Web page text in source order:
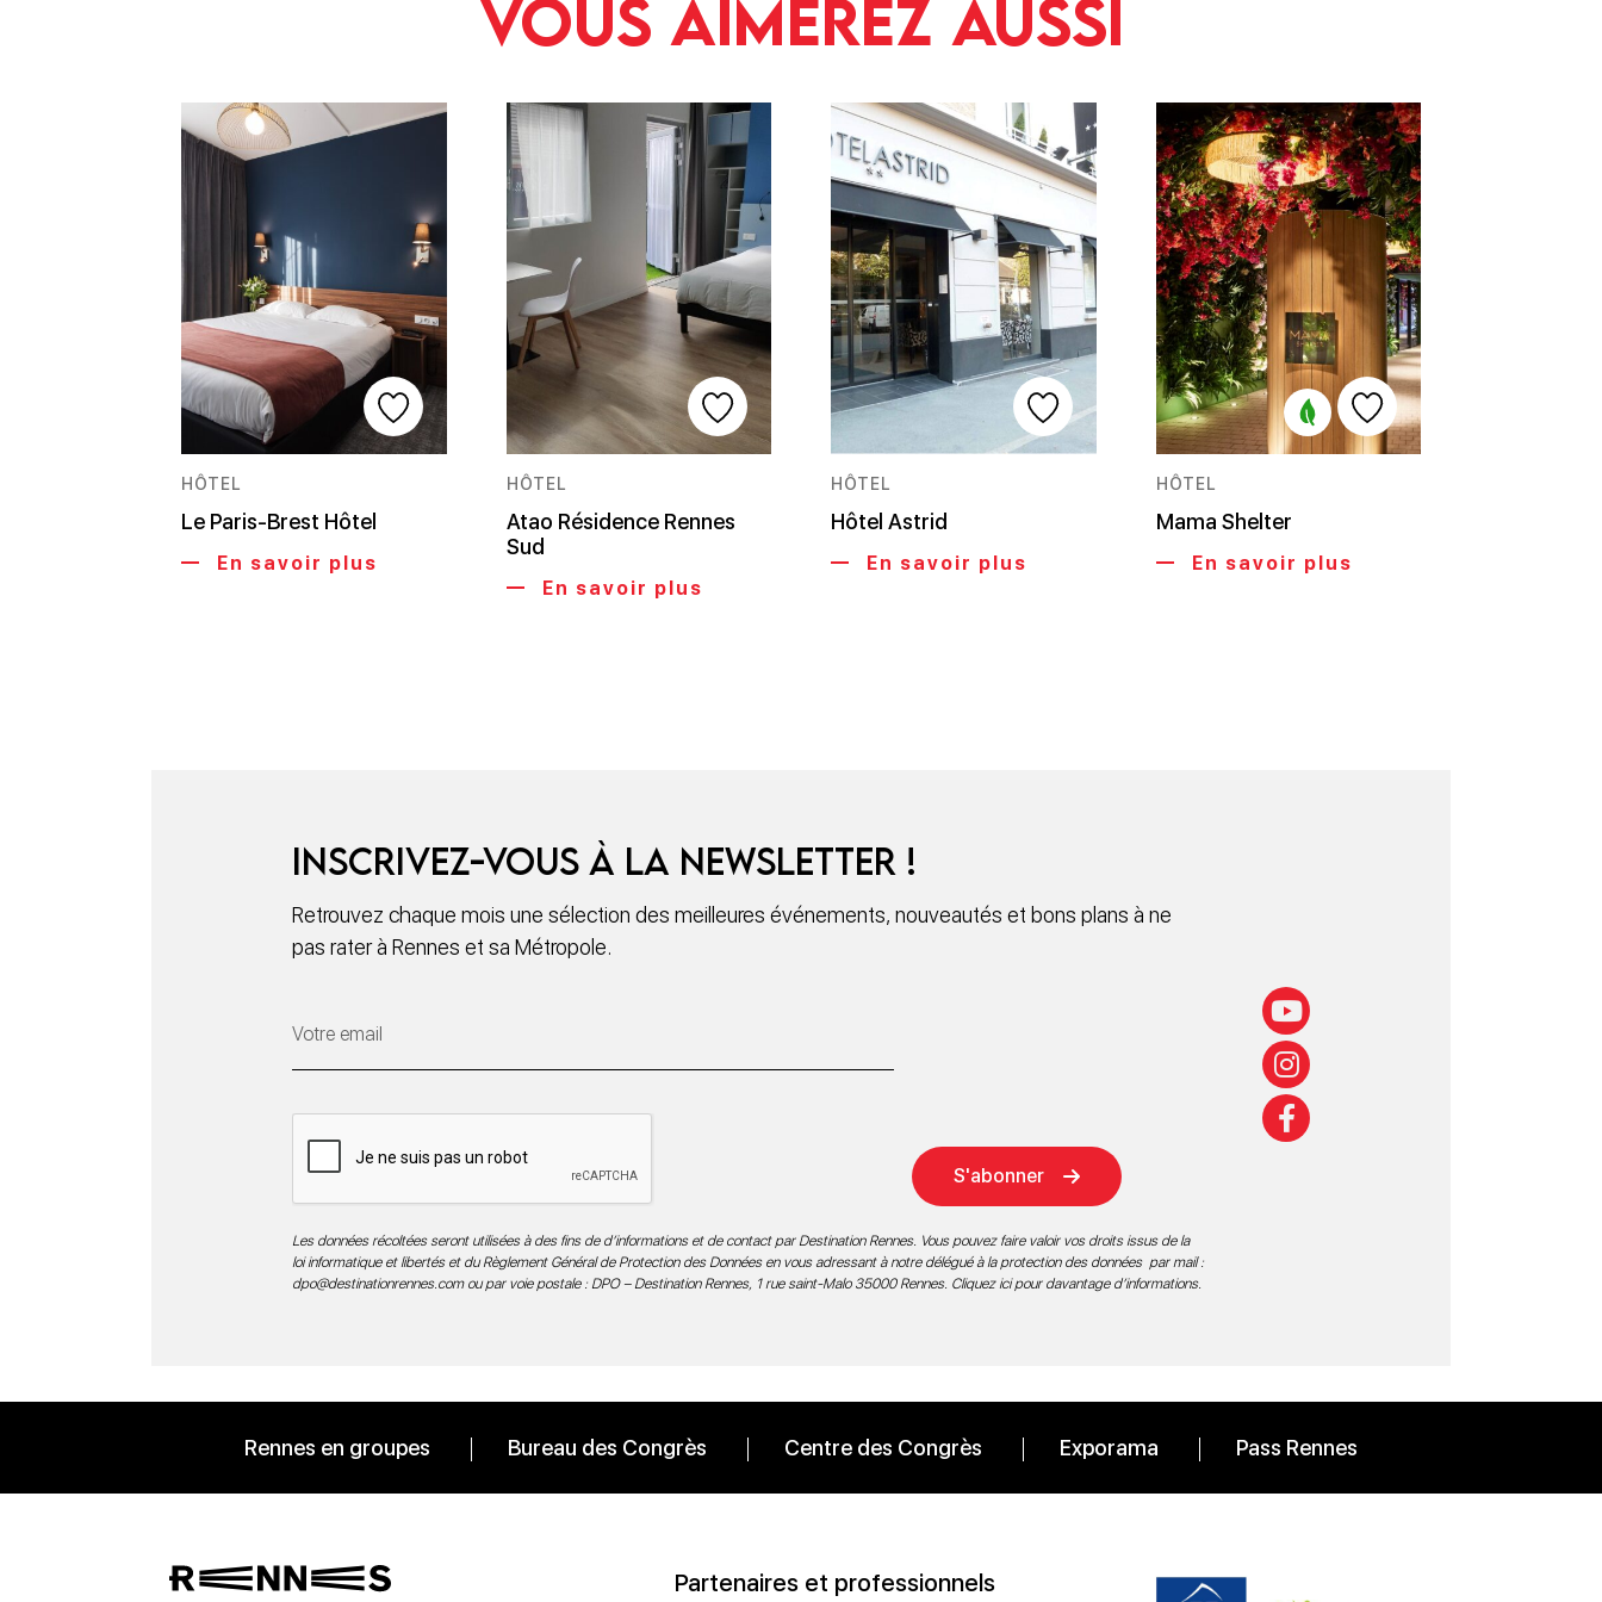
Vous aimerez aussi
HÔTEL
Le Paris-Brest Hôtel
En savoir plus
HÔTEL
Atao Résidence Rennes
Sud
En savoir plus
HÔTEL
Hôtel Astrid
En savoir plus
HÔTEL
Mama Shelter
En savoir plus
Inscrivez-vous à la newsletter !
Retrouvez chaque mois une sélection des meilleures événements, nouveautés et bons plans à ne
pas rater à Rennes et sa Métropole.
S'abonner
Les données récoltées seront utilisées à des fins de d’informations et de contact par Destination Rennes. Vous pouvez faire valoir vos droits issus de la
loi informatique et libertés et du Règlement Général de Protection des Données en vous adressant à notre délégué à la protection des données par mail :
dpo@destinationrennes.comou par voie postale : DPO – Destination Rennes, 1 rue saint-Malo 35000 Rennes. Cliquez ici pour davantage d’informations.
Rennes en groupes Bureau des Congrès Centre des Congrès Exporama Pass Rennes
Partenaires et professionnels